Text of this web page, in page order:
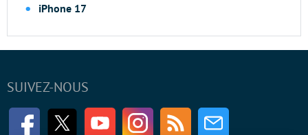
iPhone 17
SUIVEZ-NOUS
FacebookTwitter Youtube InstagramRSS Newsletter